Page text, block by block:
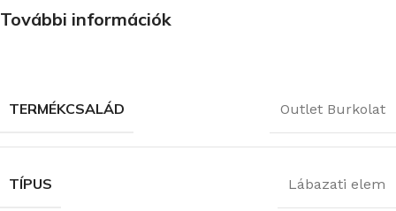
További információk
TERMÉKCSALÁD Outlet Burkolat
TÍPUS Lábazati elem